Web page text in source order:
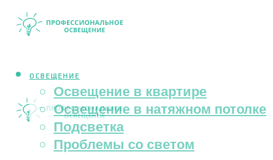
ОСВЕЩЕНИЕ
Освещение в квартире
Освещение в натяжном потолке
Подсветка
Проблемы со светом